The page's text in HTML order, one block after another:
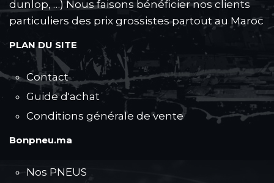
dunlop, …) Nous faisons bénéficier nos clients
particuliers des prix grossistes partout au Maroc
PLAN DU SITE
Contact
Guide d'achat
Conditions générale de vente
Bonpneu.ma
Nos PNEUS